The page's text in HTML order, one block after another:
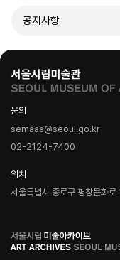
공지사항
문의
semaaa@seoul.go.kr
02-2124-7400
위치
서울특별시 종로구 평창문화로
로
고